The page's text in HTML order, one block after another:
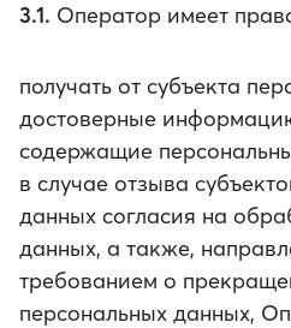
3.1. Оператор имеет
получать от субъекта
достоверные
содержащие
в случае отзыва
данных согласия на
данных, а также,
требованием о
персональных данных,